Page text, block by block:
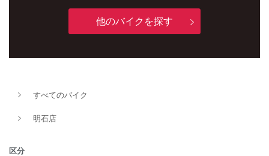
他のバイクを探す
すべてのバイク
明石店
区分
新車
タイプ